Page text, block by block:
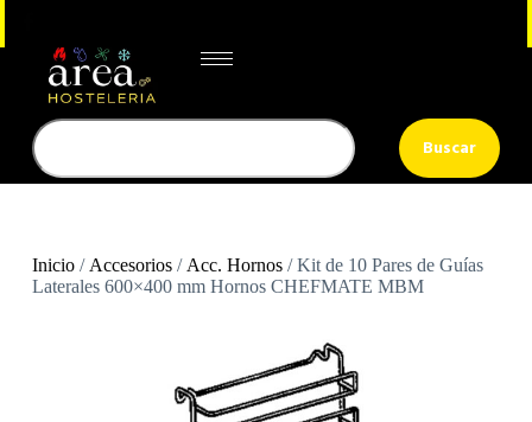
Buscar
Inicio/ Accesorios/ Acc. Hornos/ Kit de 10 Pares de Guías
Laterales 600×400 mm Hornos CHEFMATE MBM